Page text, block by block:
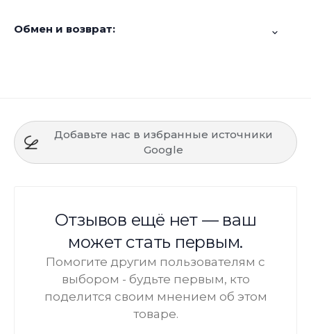
Обмен и возврат:
Добавьте нас в избранные источники
Google
Отзывов ещё нет — ваш
может стать первым.
Помогите другим пользователям с
выбором - будьте первым, кто
поделится своим мнением об этом
товаре.